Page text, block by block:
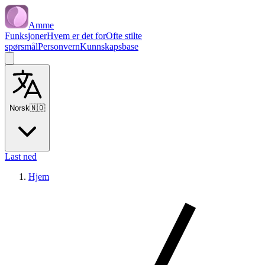
Amme
FunksjonerHvem er det forOfte stilte
spørsmålPersonvernKunnskapsbase
Norsk🇳🇴
Last ned
Hjem